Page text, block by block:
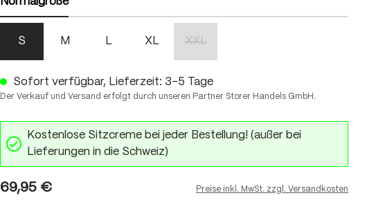
S M L XL XXL
Sofort verfügbar, Lieferzeit: 3-5 Tage
Der Verkauf und Versand erfolgt durch unseren Partner Storer Handels GmbH.
Kostenlose Sitzcreme bei jeder Bestellung! (außer bei
Lieferungen in die Schweiz)
69,95 € Preise inkl. MwSt. zzgl. Versandkosten